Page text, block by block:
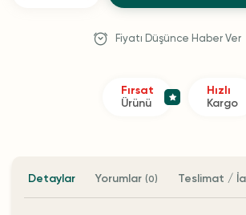
Fiyatı Düşünce Haber Ver
Fırsat
Ürünü
Hızlı
Kargo
Detaylar Yorumlar (0) Teslimat /